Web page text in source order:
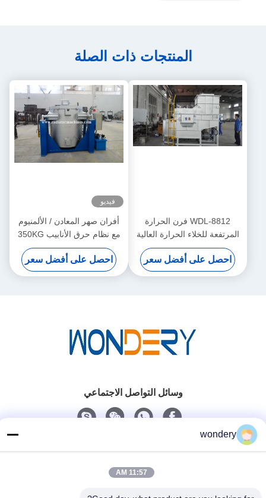
المنتجات ذات الصلة
WDL-8812 فرن الحرارة
المرتفعة للخلاء الحرارة العالية
حرارة الجرافيت
احصل على أفضل سعر
فيديو
أفران صهر المعادن / الألمنيوم
مع نظام حرق الأنابيب 350KG
احصل على أفضل سعر
وسائل التواصل الاجتماعي
wondery
11:57 AM